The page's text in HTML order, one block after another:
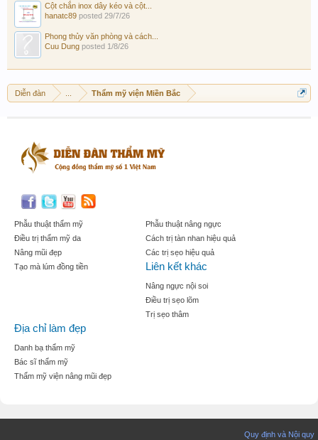
Cột chắn inox dây kéo và cột...
hanatc89 posted 29/7/26
Phong thủy văn phòng và cách...
Cuu Dung posted 1/8/26
Diễn đàn Thẩm mỹ viện Miền Bắc
Phẫu thuật thẩm mỹ
Điều trị thẩm mỹ da
Nâng mũi đẹp
Tạo mà lúm đồng tiền
Phẫu thuật nâng ngực
Cách trị tàn nhan hiệu quả
Các trị sẹo hiệu quả
Liên kết khác
Nâng ngực nội soi
Điều trị sẹo lõm
Trị sẹo thâm
Địa chỉ làm đẹp
Danh bạ thẩm mỹ
Bác sĩ thẩm mỹ
Thẩm mỹ viện nâng mũi đẹp
Quy định và Nội quy